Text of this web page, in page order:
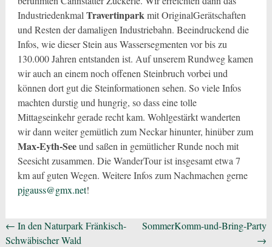
Industriedenkmal Travertinparkmit OriginalGerätschaften
und Resten der damaligen Industriebahn. Beeindruckend die
Infos, wie dieser Stein aus Wassersegmenten vor bis zu
130.000 Jahren entstanden ist. Auf unserem Rundweg kamen
wir auch an einem noch offenen Steinbruch vorbei und
können dort gut die Steinformationen sehen. So viele Infos
machten durstig und hungrig, so dass eine tolle
Mittagseinkehr gerade recht kam. Wohlgestärkt wanderten
wir dann weiter gemütlich zum Neckar hinunter, hinüber zum
Max-Eyth-Seeund saßen in gemütlicher Runde noch mit
Seesicht zusammen. Die WanderTour ist insgesamt etwa 7
km auf guten Wegen. Weitere Infos zum Nachmachen gerne
pjgauss@gmx.net!
Beitragsnavigation
← In den Naturpark Fränkisch-
Schwäbischer Wald
SommerKomm-und-Bring-Party
→